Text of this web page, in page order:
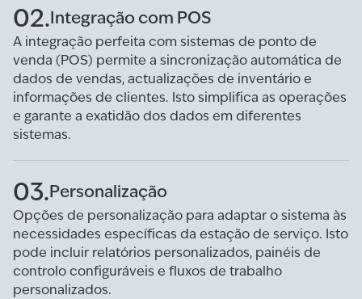
02.Integração com POS
A integração perfeita com sistemas de ponto de
venda (POS) permite a sincronização automática de
dados de vendas, actualizações de inventário e
informações de clientes. Isto simplifica as operações
e garante a exatidão dos dados em diferentes
sistemas.
03.Personalização
Opções de personalização para adaptar o sistema às
necessidades específicas da estação de serviço. Isto
pode incluir relatórios personalizados, painéis de
controlo configuráveis e fluxos de trabalho
personalizados.